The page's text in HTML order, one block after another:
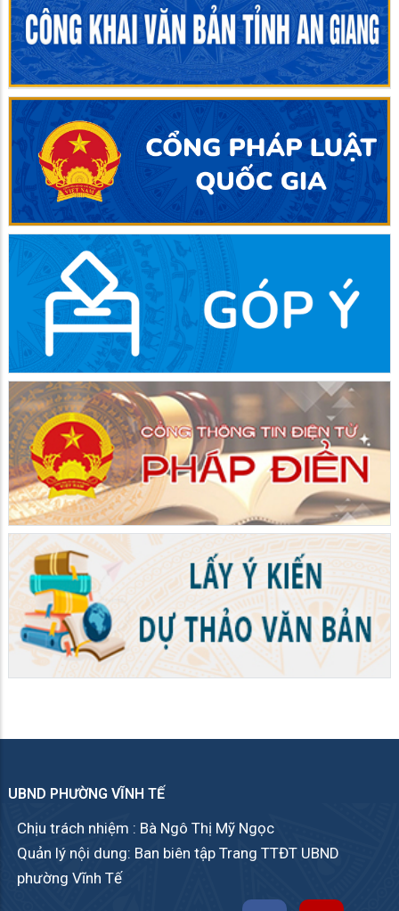
UBND PHƯỜNG VĨNH TẾ
Chịu trách nhiệm : Bà Ngô Thị Mỹ Ngọc
Quản lý nội dung: Ban biên tập Trang TTĐT UBND
phường Vĩnh Tế